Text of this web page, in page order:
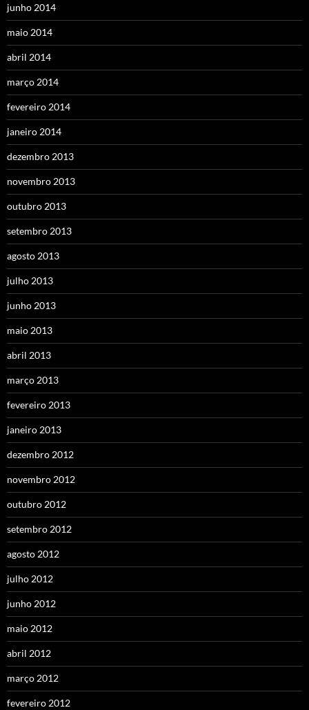
junho 2014
maio 2014
abril 2014
março 2014
fevereiro 2014
janeiro 2014
dezembro 2013
novembro 2013
outubro 2013
setembro 2013
agosto 2013
julho 2013
junho 2013
maio 2013
abril 2013
março 2013
fevereiro 2013
janeiro 2013
dezembro 2012
novembro 2012
outubro 2012
setembro 2012
agosto 2012
julho 2012
junho 2012
maio 2012
abril 2012
março 2012
fevereiro 2012